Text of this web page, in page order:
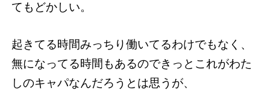
てもどかしい。
起きてる時間みっちり働いてるわけでもなく、
無になってる時間もあるのできっとこれがわた
しのキャパなんだろうとは思うが、